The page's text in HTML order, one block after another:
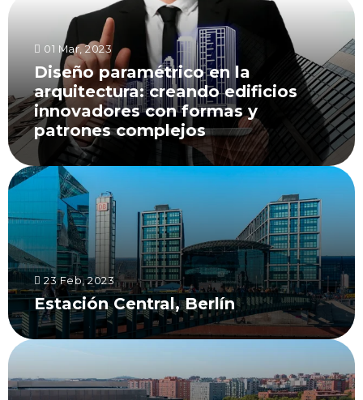
01 Mar, 2023
Diseño paramétrico en la
arquitectura: creando edificios
innovadores con formas y
patrones complejos
23 Feb, 2023
Estación Central, Berlín